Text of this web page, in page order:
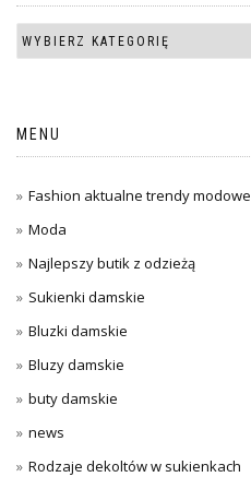
MENU
Fashion aktualne trendy modowe
Moda
Najlepszy butik z odzieżą
Sukienki damskie
Bluzki damskie
Bluzy damskie
buty damskie
news
Rodzaje dekoltów w sukienkach